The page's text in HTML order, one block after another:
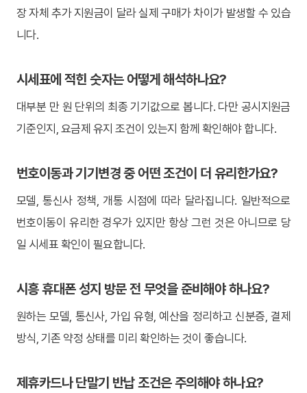
장 자체 추가 지원금이 달라 실제 구매가 차이가 발생할 수 있습
니다.
시세표에 적힌 숫자는 어떻게 해석하나요?
대부분 만 원 단위의 최종 기기값으로 봅니다. 다만 공시지원금
기준인지, 요금제 유지 조건이 있는지 함께 확인해야 합니다.
번호이동과 기기변경 중 어떤 조건이 더 유리한가요?
모델, 통신사 정책, 개통 시점에 따라 달라집니다. 일반적으로
번호이동이 유리한 경우가 있지만 항상 그런 것은 아니므로 당
일 시세표 확인이 필요합니다.
시흥 휴대폰 성지 방문 전 무엇을 준비해야 하나요?
원하는 모델, 통신사, 가입 유형, 예산을 정리하고 신분증, 결제
방식, 기존 약정 상태를 미리 확인하는 것이 좋습니다.
제휴카드나 단말기 반납 조건은 주의해야 하나요?